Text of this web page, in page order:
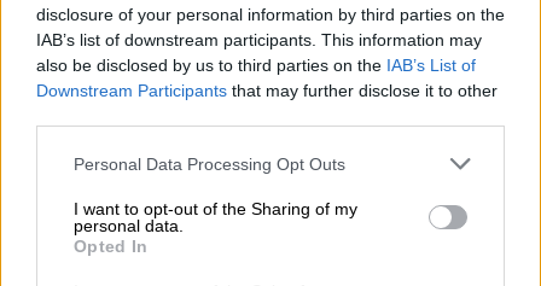
disclosure of your personal information by third parties on the
IAB’s list of downstream participants. This information may
also be disclosed by us to third parties on the IAB’s List of
Downstream Participants that may further disclose it to other
Please note that this website/app uses one or more Google
not limited to your visit or usage behaviour. You may click to
grant or deny consent to Google and its third-party tags to
use your data for below specified purposes in below Google
Personal Data Processing Opt Outs
I want to opt-out of the Sharing of my
personal data.
Opted In
Γεροβασίλη κατά Πρυτανείας για τους βανδαλισμούς στο
ΠΟΛΙΤΙΚΗ 18.09.2019